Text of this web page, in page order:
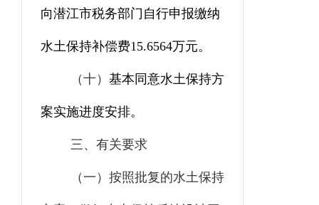
向潜江市税务部门自行申报缴纳
水土保持补偿费15.6564万元。
（十）基本同意水土保持方
案实施进度安排。
三、有关要求
（一）按照批复的水土保持